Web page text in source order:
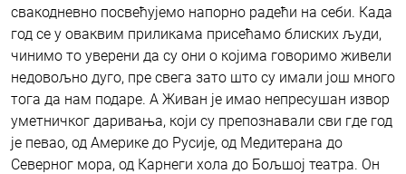
свакодневно посвећујемо напорно радећи на себи. Када
год се у оваквим приликама присећамо блиских људи,
чинимо то уверени да су они о којима говоримо живели
недовољно дуго, пре свега зато што су имали још много
тога да нам подаре. А Живан је имао непресушан извор
уметничког даривања, који су препознавали сви где год
је певао, од Америке до Русије, од Медитерана до
Северног мора, од Карнеги хола до Бољшој театра. Он